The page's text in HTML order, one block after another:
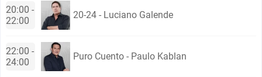
20:00 -
22:00
20-24 - Luciano Galende
22:00 -
24:00
Puro Cuento - Paulo Kablan